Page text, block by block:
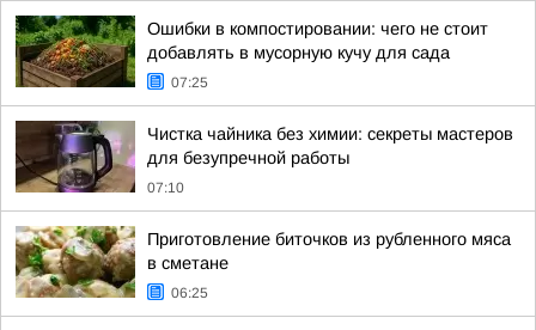
Ошибки в компостировании: чего не стоит
добавлять в мусорную кучу для сада
07:25
Чистка чайника без химии: секреты мастеров
для безупречной работы
07:10
Приготовление биточков из рубленного мяса
в сметане
06:25